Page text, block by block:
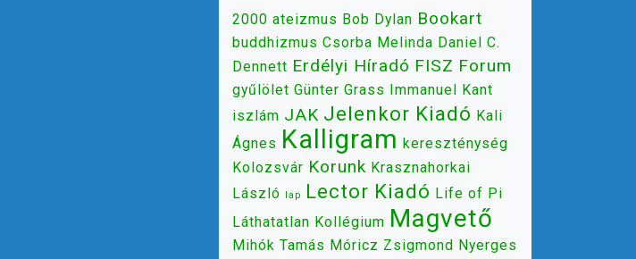
2000 ateizmus Bob Dylan Bookart
buddhizmus Csorba Melinda Daniel C.
Dennett Erdélyi Híradó FISZ Forum
gyűlölet Günter Grass Immanuel Kant
iszlám JAK Jelenkor Kiadó Kali
Ágnes Kalligram kereszténység
Kolozsvár Korunk Krasznahorkai
László lap Lector Kiadó Life of Pi
Láthatatlan Kollégium Magvető
Mihók Tamás Móricz Zsigmond Nyerges